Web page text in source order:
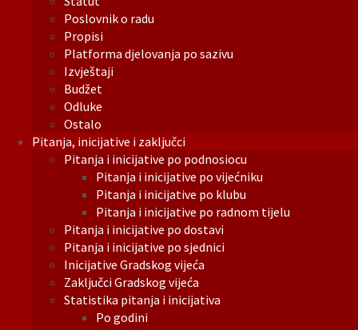
Poslovnik o radu
Propisi
Platforma djelovanja po sazivu
Izvještaji
Budžet
Odluke
Ostalo
Pitanja, inicijative i zaključci
Pitanja i inicijative po podnosiocu
Pitanja i inicijative po vijećniku
Pitanja i inicijative po klubu
Pitanja i inicijative po radnom tijelu
Pitanja i inicijative po dostavi
Pitanja i inicijative po sjednici
Inicijative Gradskog vijeća
Zaključci Gradskog vijeća
Statistika pitanja i inicijativa
Po godini